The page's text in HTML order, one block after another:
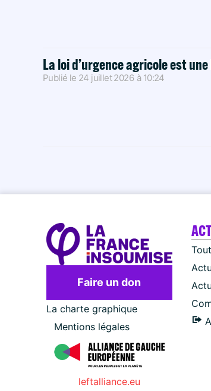
La loi d’urgence agricole est
Publié le 24 juillet 2026 à 10:24
Faire un don
La charte graphique
Mentions légales
leftalliance.eu